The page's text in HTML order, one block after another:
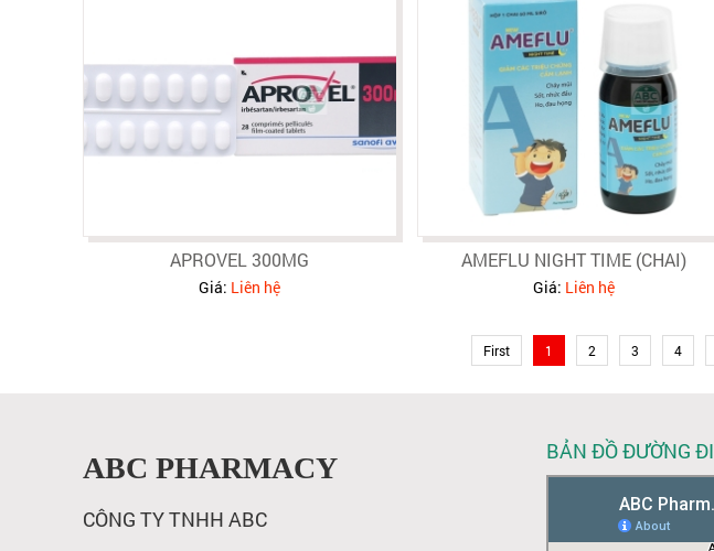
APROVEL 300MG
Giá: Liên hệ
AMEFLU NIGHT TIME (CHAI)
Giá: Liên hệ
First 1 2 3 4
ABC PHARMACY
CÔNG TY TNHH ABC
BẢN ĐỒ ĐƯỜNG ĐI